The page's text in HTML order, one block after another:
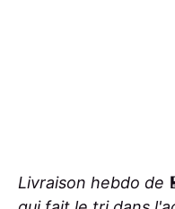
Livraison hebdo de